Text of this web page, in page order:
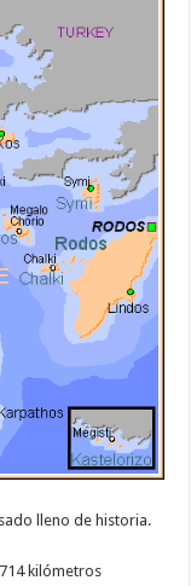
lleno de historia.
kilómetros